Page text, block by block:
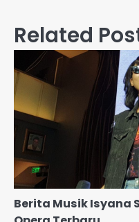
Related
Berita Musik Isyana